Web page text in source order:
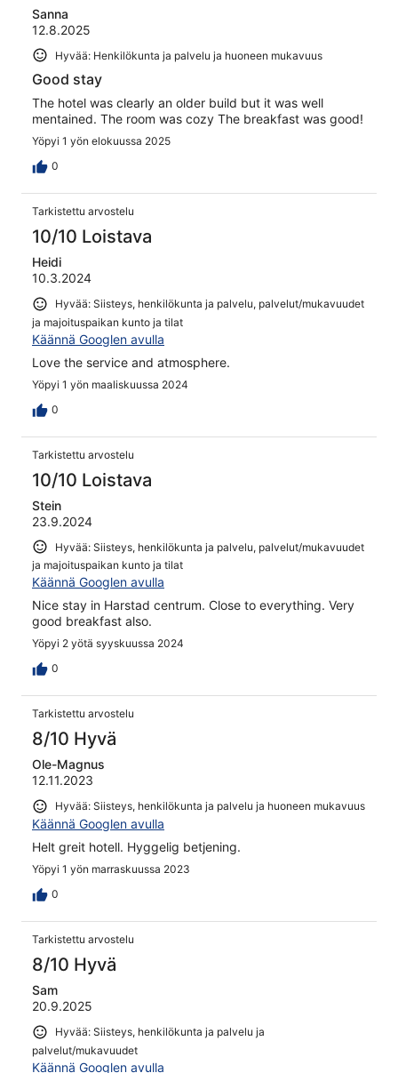
Sanna
12.8.2025
Hyvää: Henkilökunta ja palvelu ja huoneen mukavuus
Good stay
The hotel was clearly an older build but it was well
mentained. The room was cozy The breakfast was good!
Yöpyi 1 yön elokuussa 2025
0
Tarkistettu arvostelu
10/10 Loistava
Heidi
10.3.2024
Hyvää: Siisteys, henkilökunta ja palvelu, palvelut/mukavuudet
ja majoituspaikan kunto ja tilat
Käännä Googlen avulla
Love the service and atmosphere.
Yöpyi 1 yön maaliskuussa 2024
0
Tarkistettu arvostelu
10/10 Loistava
Stein
23.9.2024
Hyvää: Siisteys, henkilökunta ja palvelu, palvelut/mukavuudet
ja majoituspaikan kunto ja tilat
Käännä Googlen avulla
Nice stay in Harstad centrum. Close to everything. Very
good breakfast also.
Yöpyi 2 yötä syyskuussa 2024
0
Tarkistettu arvostelu
8/10 Hyvä
Ole-Magnus
12.11.2023
Hyvää: Siisteys, henkilökunta ja palvelu ja huoneen mukavuus
Käännä Googlen avulla
Helt greit hotell. Hyggelig betjening.
Yöpyi 1 yön marraskuussa 2023
0
Tarkistettu arvostelu
8/10 Hyvä
Sam
20.9.2025
Hyvää: Siisteys, henkilökunta ja palvelu ja
palvelut/mukavuudet
Käännä Googlen avulla